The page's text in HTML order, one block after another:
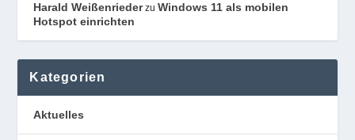
Harald WeißenriederzuWindows 11 als mobilen
Hotspot einrichten
Kategorien
Aktuelles